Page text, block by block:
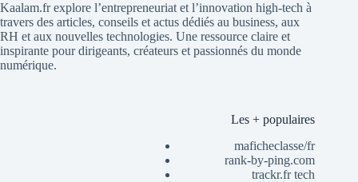
Kaalam.fr explore l’entrepreneuriat et l’innovation high-tech à
travers des articles, conseils et actus dédiés au business, aux
RH et aux nouvelles technologies. Une ressource claire et
inspirante pour dirigeants, créateurs et passionnés du monde
numérique.
Les + populaires
maficheclasse/fr
rank-by-ping.com
trackr.fr tech